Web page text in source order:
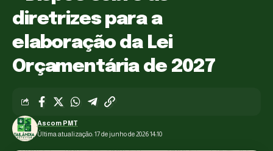
diretrizes para a
elaboração da Lei
Orçamentária de 2027
Última atualização: 17 de junho de 2026 14:10
Ascom PMT